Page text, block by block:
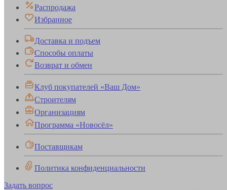
Распродажа
Избранное
Доставка и подъем
Способы оплаты
Возврат и обмен
Клуб покупателей «Ваш Дом»
Строителям
Организациям
Программа «Новосёл»
Поставщикам
Политика конфиденциальности
Задать вопрос